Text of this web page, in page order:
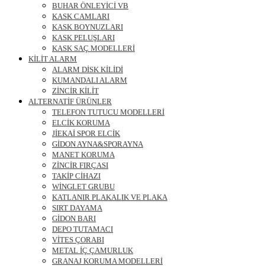
BUHAR ÖNLEYİCİ VB
KASK CAMLARI
KASK BOYNUZLARI
KASK PELUŞLARI
KASK SAÇ MODELLERİ
KİLİT ALARM
ALARM DİSK KİLİDİ
KUMANDALI ALARM
ZİNCİR KİLİT
ALTERNATİF ÜRÜNLER
TELEFON TUTUCU MODELLERİ
ELCİK KORUMA
JİEKAİ SPOR ELCİK
GİDON AYNA&SPORAYNA
MANET KORUMA
ZİNCİR FIRÇASI
TAKİP CİHAZI
WİNGLET GRUBU
KATLANIR PLAKALIK VE PLAKA
SIRT DAYAMA
GİDON BARI
DEPO TUTAMACI
VİTES ÇORABI
METAL İÇ ÇAMURLUK
GRANAJ KORUMA MODELLERİ